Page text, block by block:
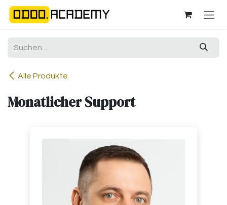
Zum Inhalt springen
Alle Produkte
Monatlicher Support